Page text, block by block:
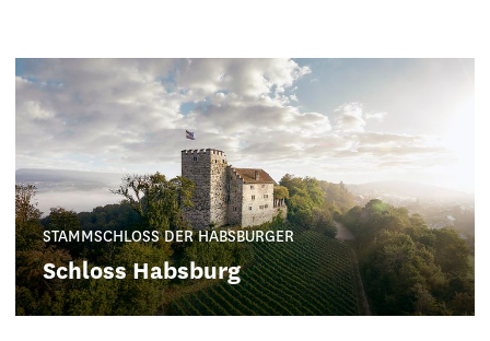
STAMMSCHLOSS DER HABSBURGER
Schloss Habsburg